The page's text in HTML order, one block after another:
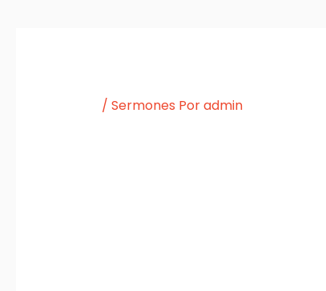
/ Sermones Poradmin